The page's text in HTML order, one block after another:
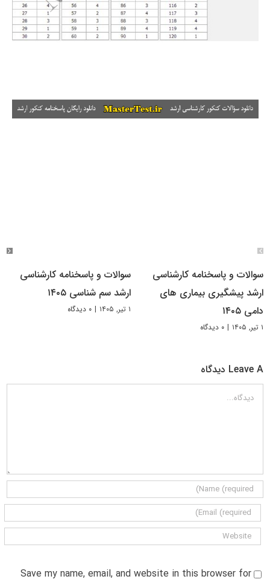
سوالات و پاسخنامه کارشناسی
ارشد پیشگیری بیماری های
دامی ۱۴۰۵
۱ تیر, ۱۴۰۵ | ۰ دیدگاه
سوالات و پاسخنامه کارشناسی
ارشد سم شناسی ۱۴۰۵
۱ تیر, ۱۴۰۵ | ۰ دیدگاه
Leave A دیدگاه
دیدگاه
Save my name, email, and website in this browser for